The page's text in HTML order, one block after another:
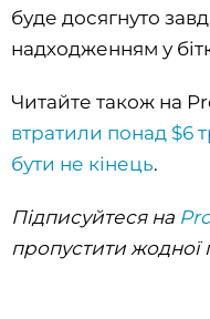
буде досягнуто
надходженням у
Читайте також на
втратили понад $6
бути не кінець.
Підписуйтеся на
пропустити жодної